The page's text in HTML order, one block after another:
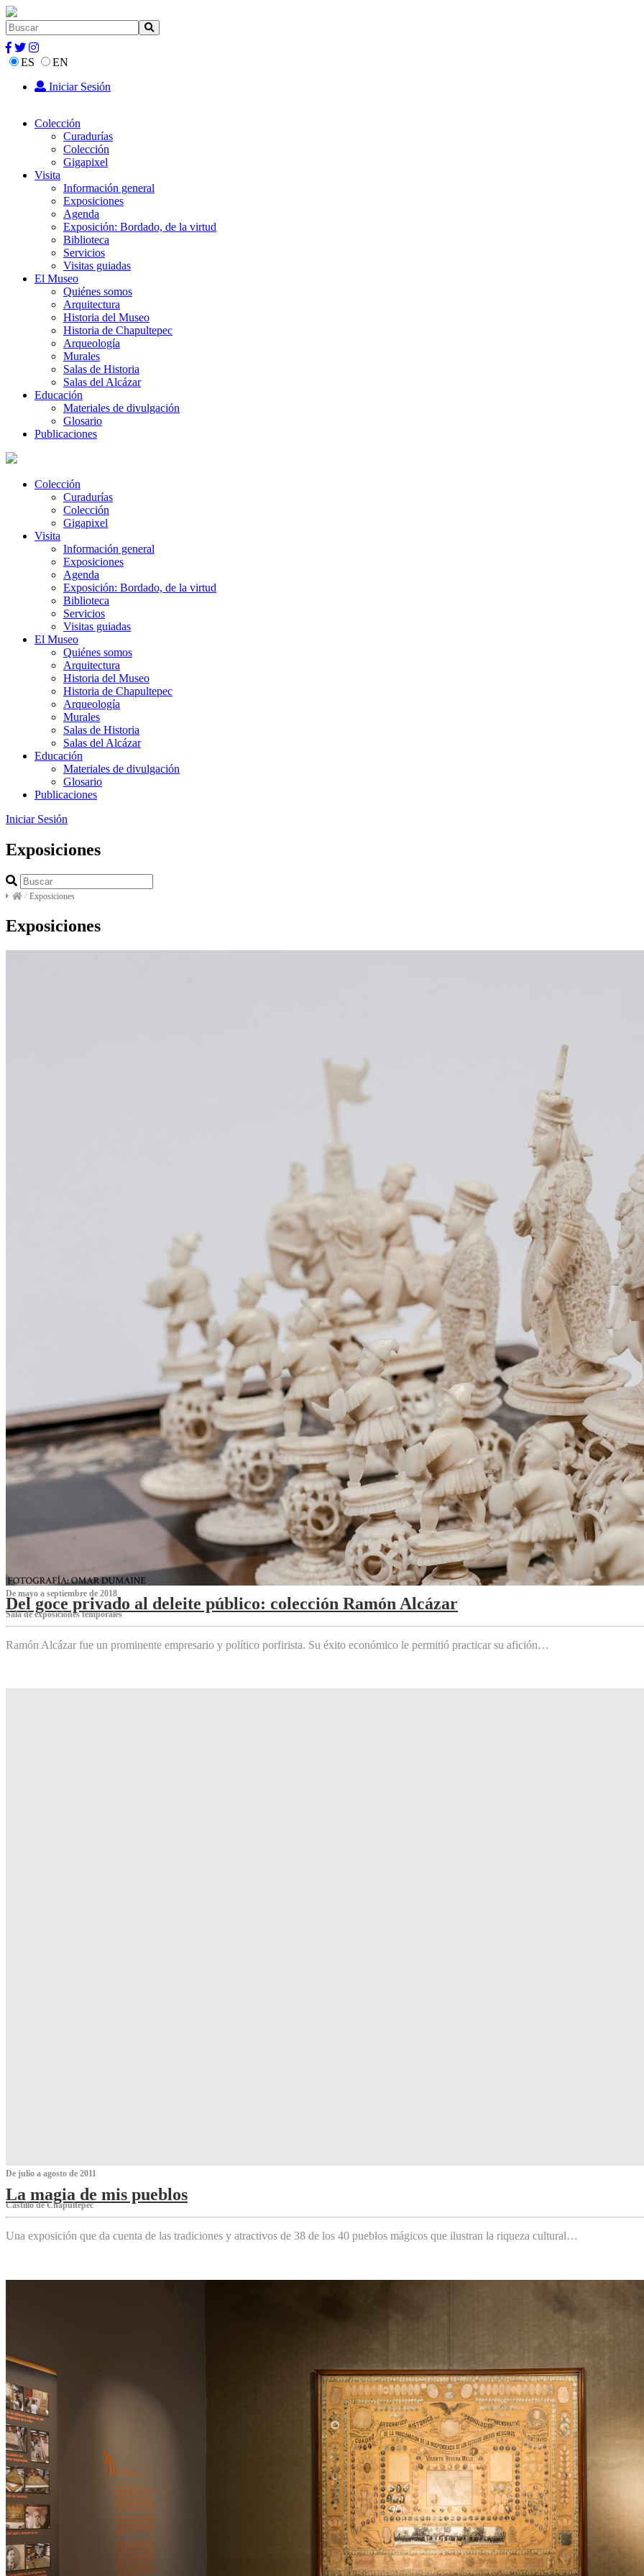
ES
EN
Iniciar Sesión
Colección
Curadurías
Colección
Gigapixel
Visita
Información general
Exposiciones
Agenda
Exposición: Bordado, de la virtud
Biblioteca
Servicios
Visitas guiadas
El Museo
Quiénes somos
Arquitectura
Historia del Museo
Historia de Chapultepec
Arqueología
Murales
Salas de Historia
Salas del Alcázar
Educación
Materiales de divulgación
Glosario
Publicaciones
Colección
Curadurías
Colección
Gigapixel
Visita
Información general
Exposiciones
Agenda
Exposición: Bordado, de la virtud
Biblioteca
Servicios
Visitas guiadas
El Museo
Quiénes somos
Arquitectura
Historia del Museo
Historia de Chapultepec
Arqueología
Murales
Salas de Historia
Salas del Alcázar
Educación
Materiales de divulgación
Glosario
Publicaciones
Iniciar Sesión
Exposiciones
/ Exposiciones
Exposiciones
De mayo a septiembre de 2018
Del goce privado al deleite público: colección Ramón Alcázar
Sala de exposiciones temporales
Ramón Alcázar fue un prominente empresario y político porfirista. Su éxito económico le permitió practicar su afición…
De julio a agosto de 2011
La magia de mis pueblos
Castillo de Chapultepec
Una exposición que da cuenta de las tradiciones y atractivos de 38 de los 40 pueblos mágicos que ilustran la riqueza cultural…